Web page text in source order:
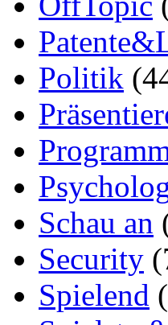
Politik
Schau an
Security
Spielend